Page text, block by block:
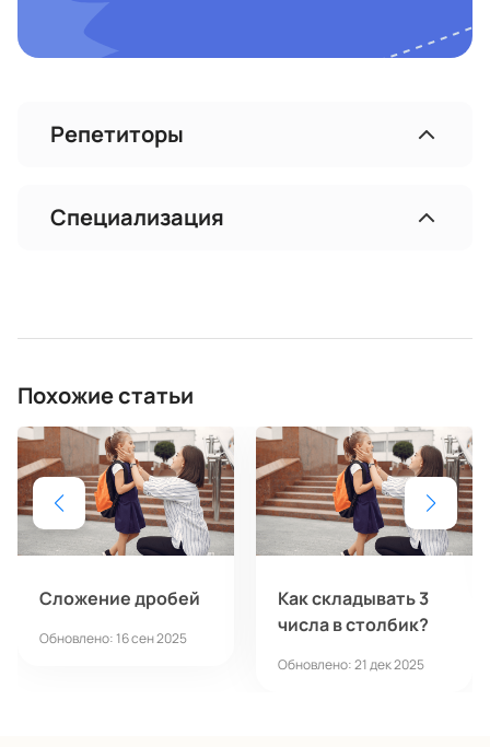
Репетиторы
Специализация
Похожие статьи
Сложение дробей
Обновлено: 16 сен 2025
Как складывать 3
числа в столбик?
Обновлено: 21 дек 2025